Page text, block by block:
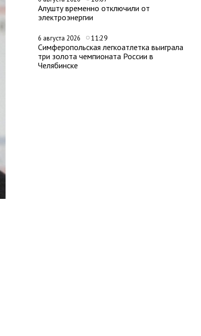
Алушту временно отключили от
электроэнергии
6 августа 2026 11:29
Симферопольская легкоатлетка выиграла
три золота чемпионата России в
Челябинске